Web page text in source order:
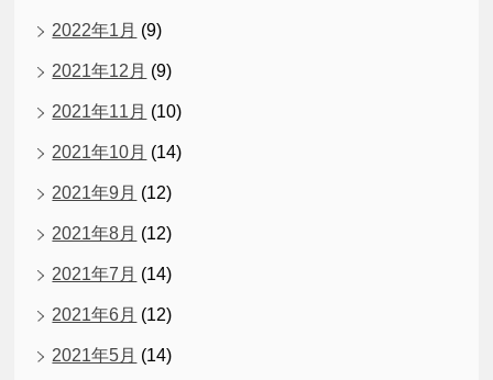
2022年1月 (9)
2021年12月 (9)
2021年11月 (10)
2021年10月 (14)
2021年9月 (12)
2021年8月 (12)
2021年7月 (14)
2021年6月 (12)
2021年5月 (14)